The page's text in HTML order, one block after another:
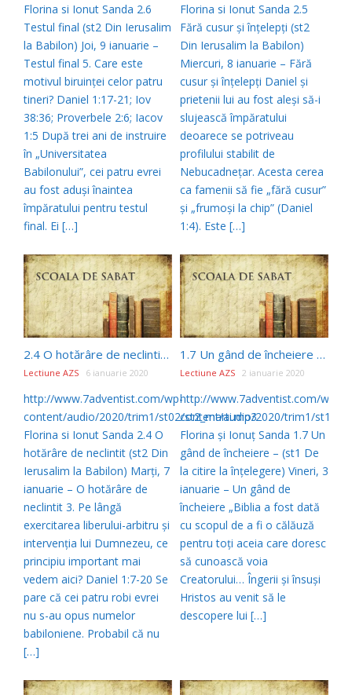
Florina si Ionut Sanda 2.6
Testul final (st2 Din Ierusalim
la Babilon) Joi, 9 ianuarie –
Testul final 5. Care este
motivul biruinţei celor patru
tineri? Daniel 1:17-21; Iov
38:36; Proverbele 2:6; Iacov
1:5 După trei ani de instruire
în „Universitatea
Babilonului”, cei patru evrei
au fost aduşi înaintea
împăratului pentru testul
final. Ei […]
Florina si Ionut Sanda 2.5
Fără cusur şi înţelepţi (st2
Din Ierusalim la Babilon)
Miercuri, 8 ianuarie – Fără
cusur şi înţelepţi Daniel şi
prietenii lui au fost aleşi să-i
slujească împăratului
deoarece se potriveau
profilului stabilit de
Nebucadneţar. Acesta cerea
ca famenii să fie „fără cusur”
şi „frumoşi la chip” (Daniel
1:4). Este […]
2.4 O hotărâre de neclintit – st2 Din Ierusalim la Babilon
Lectiune AZS 6 ianuarie 2020
http://www.7adventist.com/wp-
content/audio/2020/trim1/st02/st2_marti.mp3
Florina si Ionut Sanda 2.4 O
hotărâre de neclintit (st2 Din
Ierusalim la Babilon) Marţi, 7
ianuarie – O hotărâre de
neclintit 3. Pe lângă
exercitarea liberului-arbitru şi
intervenţia lui Dumnezeu, ce
principiu important mai
vedem aici? Daniel 1:7-20 Se
pare că cei patru robi evrei
nu s-au opus numelor
babiloniene. Probabil că nu
[…]
1.7 Un gând de încheiere – (st1 De la citire la înţelegere)
Lectiune AZS 2 ianuarie 2020
http://www.7adventist.com/wp-
content/audio/2020/trim1/st1/
Florina şi Ionuţ Sanda 1.7 Un
gând de încheiere – (st1 De
la citire la înţelegere) Vineri, 3
ianuarie – Un gând de
încheiere „Biblia a fost dată
cu scopul de a fi o călăuză
pentru toţi aceia care doresc
să cunoască voia
Creatorului… Îngerii şi însuşi
Hristos au venit să le
descopere lui […]